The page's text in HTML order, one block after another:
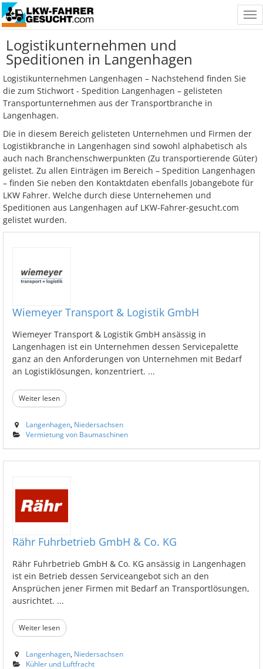
Logistikunternehmen und
Speditionen in Langenhagen
Logistikunternehmen Langenhagen – Nachstehend finden Sie
die zum Stichwort - Spedition Langenhagen – gelisteten
Transportunternehmen aus der Transportbranche in
Langenhagen.
Die in diesem Bereich gelisteten Unternehmen und Firmen der
Logistikbranche in Langenhagen sind sowohl alphabetisch als
auch nach Branchenschwerpunkten (Zu transportierende Güter)
gelistet. Zu allen Einträgen im Bereich – Spedition Langenhagen
– finden Sie neben den Kontaktdaten ebenfalls Jobangebote für
LKW Fahrer. Welche durch diese Unternehemen und
Speditionen aus Langenhagen auf LKW-Fahrer-gesucht.com
gelistet wurden.
Wiemeyer Transport & Logistik GmbH
Wiemeyer Transport & Logistik GmbH ansässig in
Langenhagen ist ein Unternehmen dessen Servicepalette
ganz an den Anforderungen von Unternehmen mit Bedarf
an Logistiklösungen, konzentriert. ...
Weiter lesen
Langenhagen, Niedersachsen
Vermietung von Baumaschinen
Rähr Fuhrbetrieb GmbH & Co. KG
Rähr Fuhrbetrieb GmbH & Co. KG ansässig in Langenhagen
ist ein Betrieb dessen Serviceangebot sich an den
Ansprüchen jener Firmen mit Bedarf an Transportlösungen,
ausrichtet. ...
Weiter lesen
Langenhagen Niedersachsen
Kühler und Luftfracht